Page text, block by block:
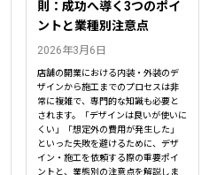
則：成功へ導く3つのポイ
ントと業種別注意点
2026年3月6日
店舗の開業における内装・外装のデ
ザインから施工までのプロセスは非
常に複雑で、専門的な知識も必要と
されます。「デザインは良いが使いに
くい」「想定外の費用が発生した」
といった失敗を避けるために、デザ
イン・施工を依頼する際の重要ポイ
ントと、業態別の注意点を解説しま